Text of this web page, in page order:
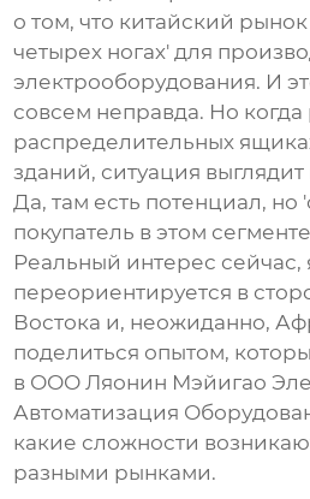
о том, что китайский рынок
четырех ногах' для
электрооборудования. И
совсем неправда. Но когда
распределительных
зданий, ситуация
Да, там есть потенциал, но
покупатель в этом
Реальный интерес сейчас,
переориентируется в
Востока и, неожиданно,
поделиться опытом,
в ООО Ляонин Мэйигао
Автоматизация
какие сложности
разными рынками.